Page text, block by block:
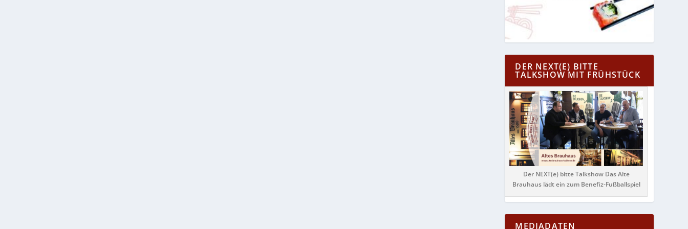
DER NEXT(E) BITTE
TALKSHOW MIT FRÜHSTÜCK
Der NEXT(e) bitte Talkshow Das Alte
Brauhaus lädt ein zum Benefiz-Fußballspiel
MEDIADATEN